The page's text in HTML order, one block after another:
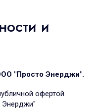
и
"Просто Энерджи".
офертой
Энерджи"